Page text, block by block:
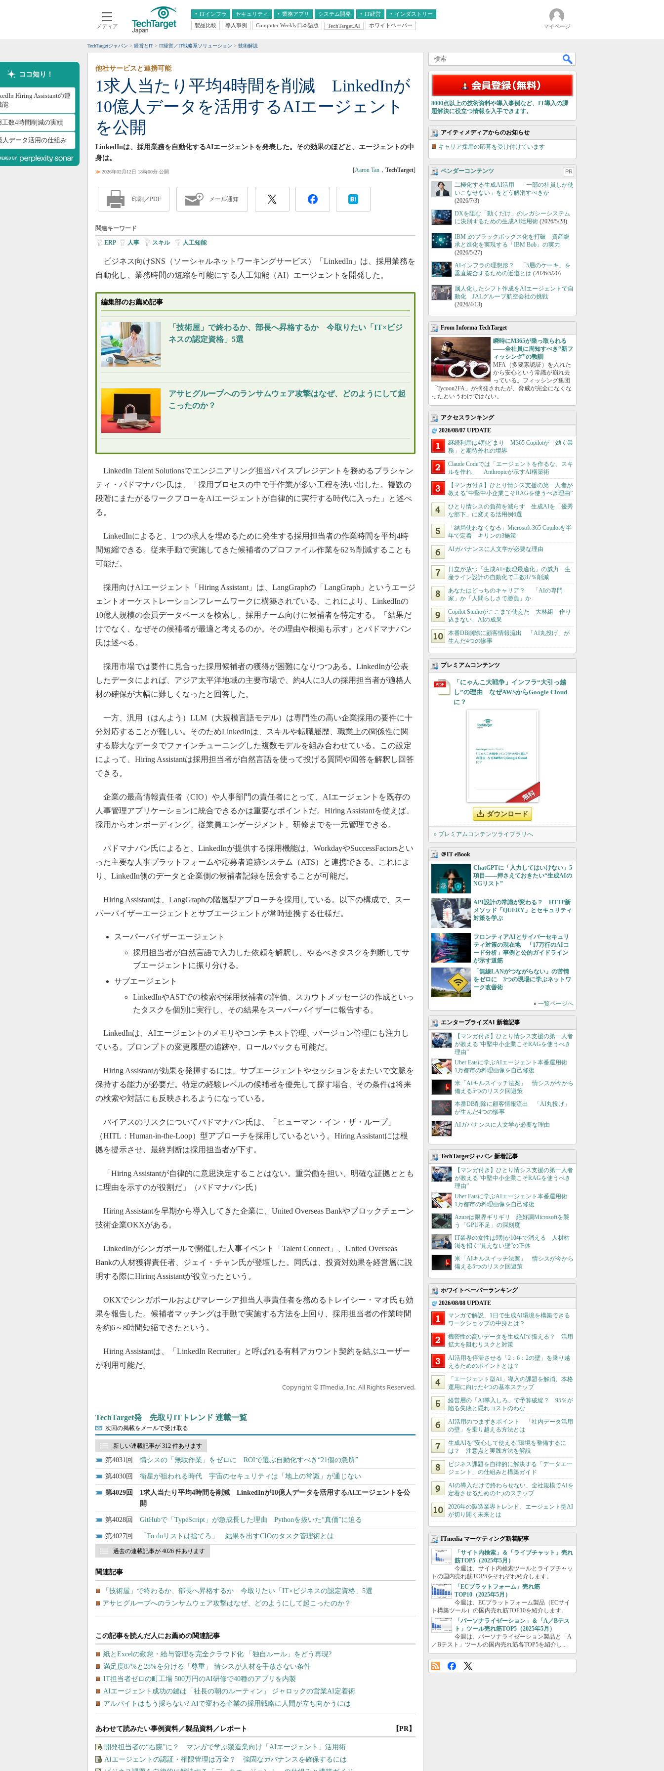
メディア
ITインフラ
クラウド
スマートモバイル
ネットワーク
システム運用管理
セキュリティ 業務アプリ
エンタープライズAI
ERP
情報系システム
システム開発 IT経営
経営とIT
インダストリー
医療IT
製品比較 導入事例 Computer Weekly日本語版 TechTarget.AI ホワイトペーパー マイページ
TechTargetジャパン 経営とIT IT経営／IT戦略系ソリューション 技術解説
ココ知り！
Hiring Assistantの連
能
工数4時間削減の実績
人データ活用の仕組み
1求人当たり平均4時間を削減 LinkedInが
10億人データを活用するAIエージェント
を公開
他社サービスと連携可能
LinkedInは、採用業務を自動化するAIエージェントを発表した。その効果のほどと、エージェントの中
身は。
≫ 2026年02月12日 18時00分 公開 [Aaron Tan ， TechTarget]
印刷／PDF メール通知
関連キーワード
ERP 人事 スキル| 人工知能
ビジネス向けSNS（ソーシャルネットワーキングサービス）「LinkedIn」は、採用業務を
自動化し、業務時間の短縮を可能にする人工知能（AI）エージェントを開発した。
編集部のお薦め記事
「技術屋」で終わるか、部長へ昇格するか 今取りたい「IT×ビジ
ネスの認定資格」5選
アサヒグループへのランサムウェア攻撃はなぜ、どのようにして起
こったのか？
LinkedIn Talent Solutionsでエンジニアリング担当バイスプレジデントを務めるプラシャン
ティ・パドマナバン氏は、「採用プロセスの中で手作業が多い工程を洗い出した。複数の
段階にまたがるワークフローをAIエージェントが自律的に実行する時代に入った」と述べ
る。
LinkedInによると、1つの求人を埋めるために発生する採用担当者の作業時間を平均4時
間短縮できる。従来手動で実施してきた候補者のプロファイル作業を62％削減することも
可能だ。
採用向けAIエージェント「Hiring Assistant」は、LangGraphの「LangGraph」というエージ
ェントオーケストレーションフレームワークに構築されている。これにより、LinkedInの
10億人規模の会員データベースを検索し、採用チーム向けに候補者を特定する。「結果だ
けでなく、なぜその候補者が最適と考えるのか。その理由や根拠も示す」とパドマナバン
氏は述べる。
採用市場では要件に見合った採用候補者の獲得が困難になりつつある。LinkedInが公表
したデータによれば、アジア太平洋地域の主要市場で、約4人に3人の採用担当者が適格人
材の確保が大幅に難しくなったと回答した。
一方、汎用（はんよう）LLM（大規模言語モデル）は専門性の高い企業採用の要件に十
分対応することが難しい。そのためLinkedInは、スキルや転職履歴、職業上の関係性に関
する膨大なデータでファインチューニングした複数モデルを組み合わせている。この設定
によって、Hiring Assistantは採用担当者が自然言語を使って投げる質問や回答を解釈し回答
できる。
企業の最高情報責任者（CIO）や人事部門の責任者にとって、AIエージェントを既存の
人事管理アプリケーションに統合できるかは重要なポイントだ。Hiring Assistantを使えば、
採用からオンボーディング、従業員エンゲージメント、研修までを一元管理できる。
パドマナバン氏によると、LinkedInが提供する採用機能は、WorkdayやSuccessFactorsとい
った主要な人事プラットフォームや応募者追跡システム（ATS）と連携できる。これによ
り、LinkedIn側のデータと企業側の候補者記録を照会することが可能だ。
Hiring Assistantは、LangGraphの階層型アプローチを採用している。以下の構成で、スー
パーバイザーエージェントとサブエージェントが常時連携する仕様だ。
スーパーバイザーエージェント
採用担当者が自然言語で入力した依頼を解釈し、やるべきタスクを判断してサ
ブエージェントに振り分ける。
サブエージェント
LinkedInやASTでの検索や採用候補者の評価、スカウトメッセージの作成といっ
たタスクを個別に実行し、その結果をスーパーバイザーに報告する。
LinkedInは、AIエージェントのメモリやコンテキスト管理、バージョン管理にも注力し
ている。プロンプトの変更履歴の追跡や、ロールバックも可能だ。
Hiring Assistantが効果を発揮するには、サブエージェントやセッションをまたいで文脈を
保持する能力が必要だ。特定の経験レベルの候補者を優先して探す場合、その条件は将来
の検索や対話にも反映されるようになっている。
バイアスのリスクについてパドマナバン氏は、「ヒューマン・イン・ザ・ループ」
（HITL：Human-in-the-Loop）型アプローチを採用しているという。Hiring Assistantには根
拠を提示させ、最終判断は採用担当者が下す。
「Hiring Assistantが自律的に意思決定することはない。重労働を担い、明確な証拠ととも
に理由を示すのが役割だ」（パドマナバン氏）
Hiring Assistantを早期から導入してきた企業に、United Overseas Bankやブロックチェーン
技術企業OKXがある。
LinkedInがシンガポールで開催した人事イベント「Talent Connect」、United Overseas
Bankの人材獲得責任者、ジェイ・チャン氏が登壇した。同氏は、投資対効果を経営層に説
明する際にHiring Assistantが役立ったという。
OKXでシンガポールおよびマレーシア担当人事責任者を務めるトレイシー・マオ氏も効
果を報告した。候補者マッチングは手動で実施する方法を上回り、採用担当者の作業時間
を約6～8時間短縮できたという。
Hiring Assistantは、「LinkedIn Recruiter」と呼ばれる有料アカウント契約を結ぶユーザー
が利用可能だ。
Copyright © ITmedia, Inc. All Rights Reserved.
TechTarget発 先取りITトレンド 連載一覧
次回の掲載をメールで受け取る
新しい連載記事が 312 件あります
4031 情シスの「無駄作業」をゼロに ROIで選ぶ自動化すべき“21個の急所”
4030 衛星が狙われる時代 宇宙のセキュリティは「地上の常識」が通じない
4029
1求人当たり平均4時間を削減 LinkedInが10億人データを活用するAIエージェントを公
開
4028 GitHubで「TypeScript」が急成長した理由 Pythonを抜いた“真価”に迫る
4027 「To doリストは捨てろ」 結果を出すCIOのタスク管理術とは
過去の連載記事が 4026 件あります
関連記事
「技術屋」で終わるか、部長へ昇格するか 今取りたい「IT×ビジネスの認定資格」5選
アサヒグループへのランサムウェア攻撃はなぜ、どのようにして起こったのか？
あわせて読みたい事例資料／製品資料／レポート 【PR】
開発担当者の“右腕”に？ マンガで学ぶ製造業向け「AIエージェント」活用術
AIエージェントの認証・権限管理は万全？ 強固なガバナンスを確保するには
8000点以上の技術資料や導入事例など、IT導入の課
題解決に役立つ情報を入手できます。
アイティメディアからのお知らせ
キャリア採用の応募を受け付けています
ベンダーコンテンツ PR
二極化する生成AI活用 「一部の社員しか使
いこなせない」をどう解消すべきか
(2026/7/3)
DXを阻む「動くだけ」のレガシーシステム
に決別するための生成AI活用術 (2026/5/28)
IBM iのブラックボックス化を打破 資産継
承と進化を実現する「IBM Bob」の実力
(2026/5/27)
AIインフラの理想形？ 「5層のケーキ」を
垂直統合するための近道とは (2026/5/20)
属人化したシフト作成をAIエージェントで自
動化 JALグループ航空会社の挑戦
(2026/4/13)
From Informa TechTarget
瞬時にM365が乗っ取られる
――全社員に周知すべき“新フ
ィッシング”の教訓
MFA（多要素認証）を入れた
から安心という常識が崩れ去
っている。フィッシング集団
「Tycoon2FA」が摘発されたが、脅威が完全になくな
ったというわけではない。
アクセスランキング
2026/08/07 UPDATE
継続利用は4割どまり M365 Copilotが「効く業
務」と期待外れの境界
Claude Codeでは「エージェントを作るな、スキ
ルを作れ」 Anthropicが示すAI構築術
【マンガ付き】ひとり情シス支援の第一人者が
教える”中堅中小企業こそRAGを使うべき理由”
ひとり情シスの負荷を減らす 生成AIを「優秀
な部下」に変える活用例6選
「結局使わなくなる」Microsoft 365 Copilotを半
年で定着 キリンの3施策
AIガバナンスに人文学が必要な理由
日立が放つ「生成AI×数理最適化」の威力 生
産ライン設計の自動化で工数87％削減
あなたはどっちのキャリア？ 「AIの専門
家」か「人間らしさで勝負」か
Copilot Studioがここまで使えた 大林組「作り
込まない」AIの成果
本番DB削除に顧客情報流出 「AI丸投げ」が
生んだ4つの惨事
プレミアムコンテンツ
「にゃんこ大戦争」インフラ“大引っ越
し”の理由 なぜAWSからGoogle Cloud
に？
ダウンロード
» プレミアムコンテンツライブラリへ
＠IT eBook
ChatGPTに「入力してはいけない」5
項目――押さえておきたい“生成AIの
NGリスト”
API設計の常識が変わる？ HTTP新
メソッド「QUERY」とセキュリティ
対策を学ぶ
フロンティアAIとサイバーセキュリ
ティ対策の現在地 「17万行のAIコ
ード分析」事例と公的ガイドライン
が示す道筋
「無線LANがつながらない」の苦情
をゼロに 3つの現場に学ぶネットワ
ーク改善術
» 一覧ページへ
エンタープライズAI 新着記事
【マンガ付き】ひとり情シス支援の第一人者
が教える”中堅中小企業こそRAGを使うべき
理由”
Uber Eatsに学ぶAIエージェント本番運用術
1万都市の料理画像を自己修復
米「AIキルスイッチ法案」 情シスが今から
備える5つのリスク回避策
本番DB削除に顧客情報流出 「AI丸投げ」
が生んだ4つの惨事
AIガバナンスに人文学が必要な理由
TechTargetジャパン 新着記事
【マンガ付き】ひとり情シス支援の第一人者
が教える”中堅中小企業こそRAGを使うべき
理由”
Uber Eatsに学ぶAIエージェント本番運用術
1万都市の料理画像を自己修復
Azureは限界ギリギリ 絶好調Microsoftを襲
う「GPU不足」の深刻度
IT業界の女性は9割が10年で消える 人材枯
渇を招く“見えない壁”の正体
米「AIキルスイッチ法案」 情シスが今から
備える5つのリスク回避策
ホワイトペーパーランキング
2026/08/08 UPDATE
マンガで解説、1日で生成AI環境を構築できる
ワークショップの中身とは？
機密性の高いデータを生成AIで扱える？ 活用
拡大を阻むリスクと対策
AI活用を停滞させる「2：6：2の壁」を乗り越
えるためのポイントとは？
「エージェント型AI」導入の課題を解消、本格
運用に向けた4つの基本ステップ
経営層の「AI導入しろ」で予算破綻？ 95％が
陥る失敗と隠れコストのわな
AI活用のつまずきポイント 「社内データ活用
の壁」を乗り越える方法とは
生成AIを“安心して使える”環境を整備するに
は？ 注意点と実践方法を解説
ビジネス課題を自律的に解決する「データエー
ジェント」の仕組みと構築ガイド
AIの導入だけで終わらせない、全社規模でAIを
定着させるための4つのステップ
2026年の製造業界トレンド、エージェント型AI
が切り開く未来とは
ITmedia マーケティング新着記事
「サイト内検索」＆「ライブチャット」売れ
筋TOP5（2025年5月）
今週は、サイト内検索ツールとライブチャッ
トの国内売れ筋TOP5をそれぞれ紹介します。
「ECプラットフォーム」売れ筋
TOP10（2025年5月）
今週は、ECプラットフォーム製品（ECサイ
ト構築ツール）の国内売れ筋TOP10を紹介します。
「パーソナライゼーション」＆「A／Bテス
ト」ツール売れ筋TOP5（2025年5月）
今週は、パーソナライゼーション製品と「A
／Bテスト」ツールの国内売れ筋各TOP5を紹介し...